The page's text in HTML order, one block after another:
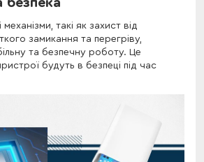
безпека
механізми, такі як захист від
замикання та перегріву,
та безпечну роботу. Це
будуть в безпеці під час